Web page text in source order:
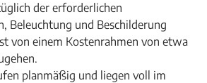
der erforderlichen
Beleuchtung und Beschilderung
von einem Kostenrahmen von etwa
planmäßig und liegen voll im